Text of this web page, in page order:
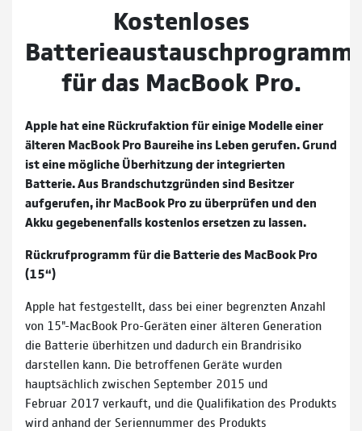
Kostenloses
Batterieaustauschprogramm
für das MacBook Pro.
Apple hat eine Rückrufaktion für einige Modelle einer
älteren MacBook Pro Baureihe ins Leben gerufen. Grund
ist eine mögliche Überhitzung der integrierten
Batterie. Aus Brandschutzgründen sind Besitzer
aufgerufen, ihr MacBook Pro zu überprüfen und den
Akku gegebenenfalls kostenlos ersetzen zu lassen.
Rückrufprogramm für die Batterie des MacBook Pro
(15“)
Apple hat festgestellt, dass bei einer begrenzten Anzahl
von 15"-MacBook Pro-Geräten einer älteren Generation
die Batterie überhitzen und dadurch ein Brandrisiko
darstellen kann. Die betroffenen Geräte wurden
hauptsächlich zwischen September 2015 und
Februar 2017 verkauft, und die Qualifikation des Produkts
wird anhand der Seriennummer des Produkts